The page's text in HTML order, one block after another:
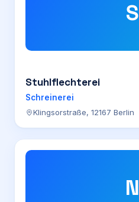
S
Stuhlflechterei
Schreinerei
Klingsorstraße, 12167 Berlin
N